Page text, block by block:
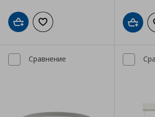
Добави в кошницата
Добави към списъка с любими
Сравнение